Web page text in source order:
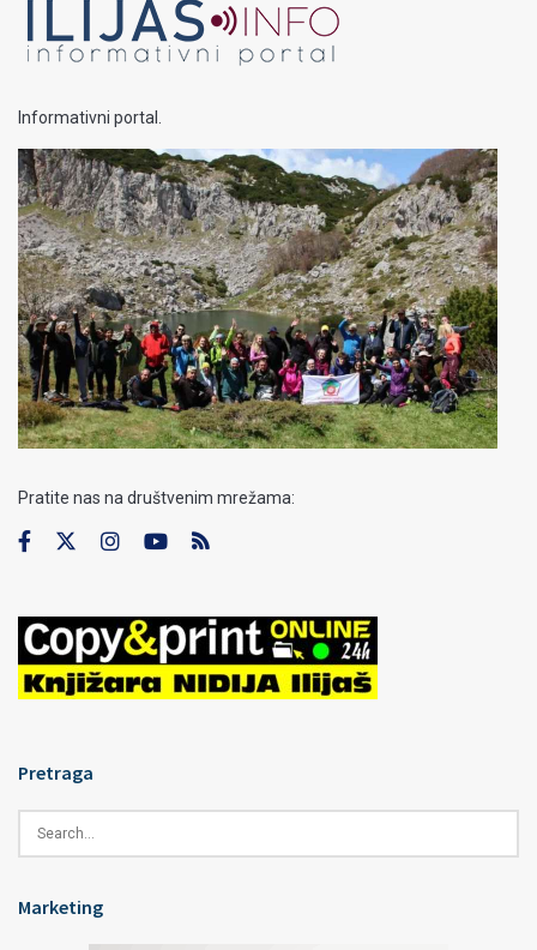
Informativni portal.
Pratite nas na društvenim mrežama:
Pretraga
Marketing